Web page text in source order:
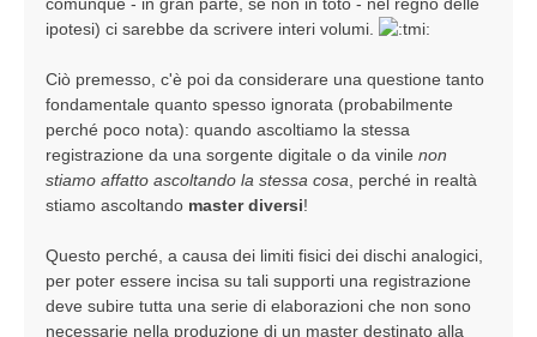
ipotesi) ci sarebbe da scrivere interi volumi.
Ciò premesso, c'è poi da considerare una questione tanto
fondamentale quanto spesso ignorata (probabilmente
perché poco nota): quando ascoltiamo la stessa
registrazione da una sorgente digitale o da vinile non
stiamo affatto ascoltando la stessa cosa , perché in realtà
stiamo ascoltando master diversi!
Questo perché, a causa dei limiti fisici dei dischi analogici,
per poter essere incisa su tali supporti una registrazione
deve subire tutta una serie di elaborazioni che non sono
necessarie nella produzione di un master destinato alla